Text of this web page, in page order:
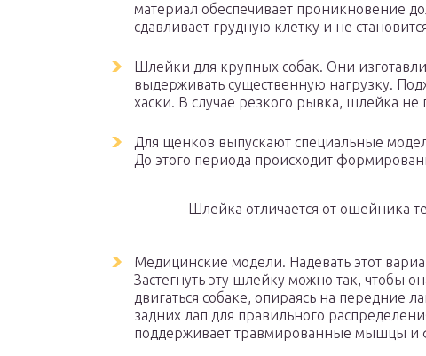
материал обеспечивает проникновение
сдавливает грудную клетку и не
Шлейки для крупных собак. Они
выдерживать существенную нагрузку.
хаски. В случае резкого рывка, шлейка
Для щенков выпускают специальные
До этого периода происходит
Шлейка отличается от ошейника
Медицинские модели. Надевать этот
Застегнуть эту шлейку можно так, чтобы
двигаться собаке, опираясь на передние
задних лап для правильного
поддерживает травмированные мышцы и